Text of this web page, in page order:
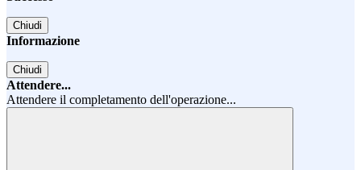
Chiudi
Informazione
Chiudi
Attendere...
Attendere il completamento dell'operazione...